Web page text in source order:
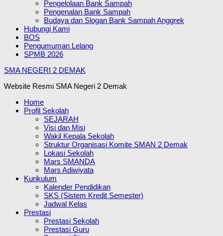
Pengelolaan Bank Sampah
Pengenalan Bank Sampah
Budaya dan Slogan Bank Sampah Anggrek
Hubungi Kami
BOS
Pengumuman Lelang
SPMB 2026
SMA NEGERI 2 DEMAK
Website Resmi SMA Negeri 2 Demak
Home
Profil Sekolah
SEJARAH
Visi dan Misi
Wakil Kepala Sekolah
Struktur Organisasi Komite SMAN 2 Demak
Lokasi Sekolah
Mars SMANDA
Mars Adiwiyata
Kurikulum
Kalender Pendidikan
SKS (Sistem Kredit Semester)
Jadwal Kelas
Prestasi
Prestasi Sekolah
Prestasi Guru